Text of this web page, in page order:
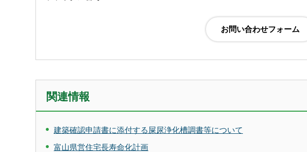
関連情報
建築確認申請書に添付する屎尿浄化槽調書等について
富山県営住宅長寿命化計画